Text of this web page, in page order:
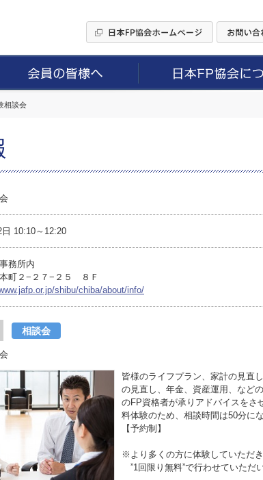
相談会
10:10～12:20
務所内
町２−２７−２５ ８Ｆ
shibu/chiba/about/info/
相談会
皆様のライフプラン、家計の見直
の見直し、年金、資産運用、など
のFP資格者が承りアドバイスをさ
料体験のため、相談時間は50分にな
【予約制】
※より多くの方に体験していただき
”1回限り無料”で行わせていただ